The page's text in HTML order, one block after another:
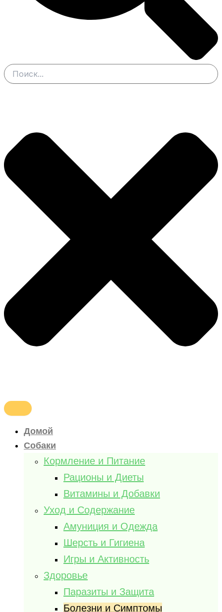
Домой
Собаки
Кормление и Питание
Рационы и Диеты
Витамины и Добавки
Уход и Содержание
Амуниция и Одежда
Шерсть и Гигиена
Игры и Активность
Здоровье
Паразиты и Защита
Болезни и Симптомы